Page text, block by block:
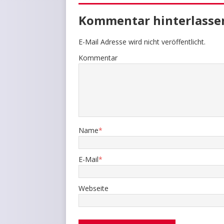
Kommentar
E-Mail Adresse wird nicht veröffentlicht.
Kommentar
Name*
E-Mail*
Webseite